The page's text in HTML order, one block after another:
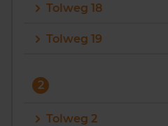
Tolweg 18
Tolweg 19
2
Tolweg 2